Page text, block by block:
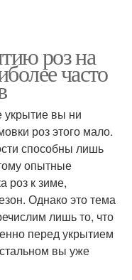
роз на
часто
вы ни
роз этого мало.
способны лишь
опытные
роз к зиме,
Однако это тема
лишь то, что
перед укрытием
вы уже